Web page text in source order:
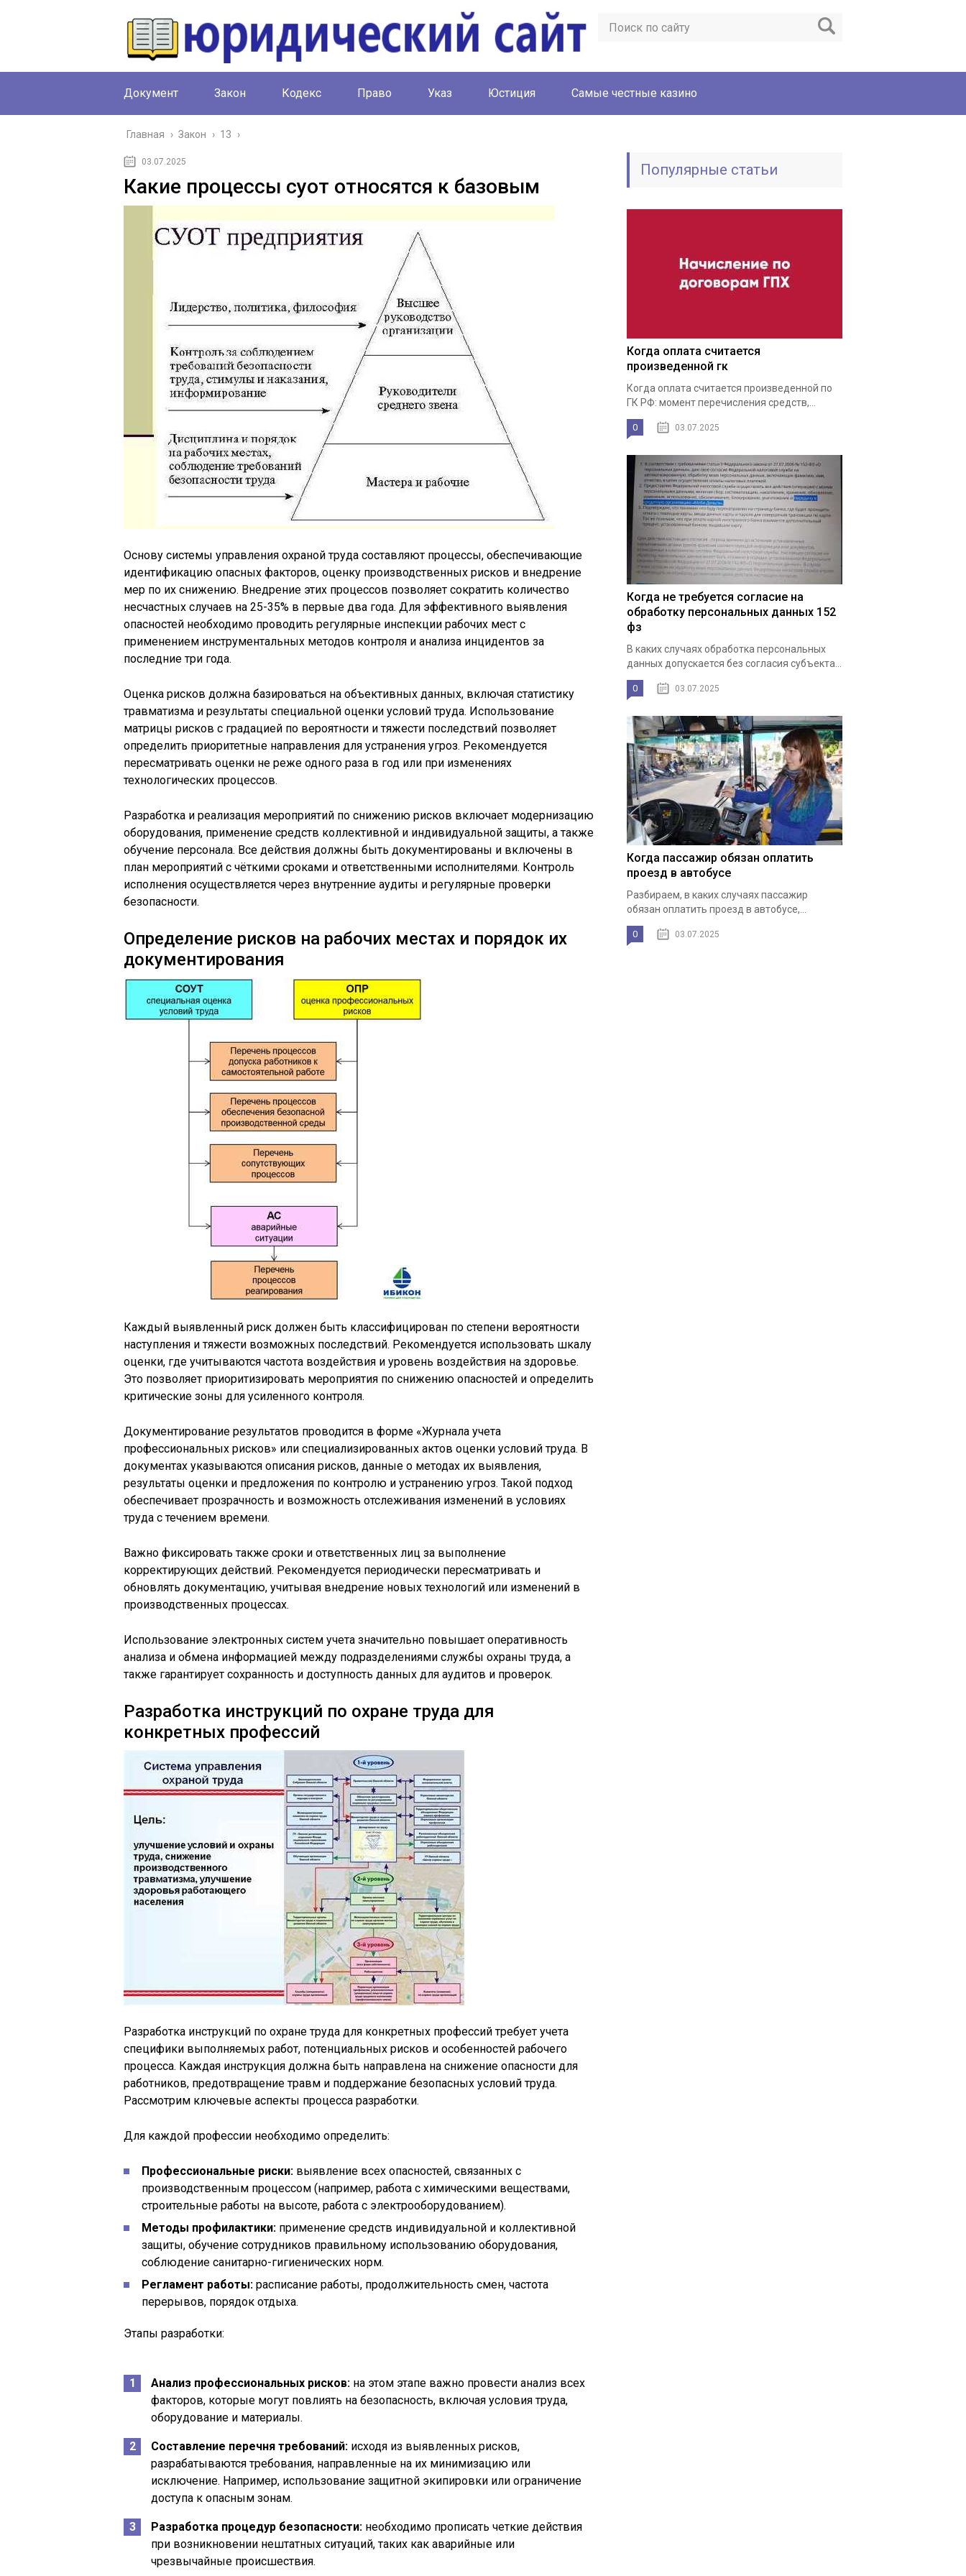
Документ Закон Кодекс Право Указ Юстиция Cамые честные казино
Главная › Закон › 13 ›
03.07.2025
Какие процессы суот относятся к базовым
Основу системы управления охраной труда составляют процессы, обеспечивающие
идентификацию опасных факторов, оценку производственных рисков и внедрение
мер по их снижению. Внедрение этих процессов позволяет сократить количество
несчастных случаев на 25-35% в первые два года. Для эффективного выявления
опасностей необходимо проводить регулярные инспекции рабочих мест с
применением инструментальных методов контроля и анализа инцидентов за
последние три года.
Оценка рисков должна базироваться на объективных данных, включая статистику
травматизма и результаты специальной оценки условий труда. Использование
матрицы рисков с градацией по вероятности и тяжести последствий позволяет
определить приоритетные направления для устранения угроз. Рекомендуется
пересматривать оценки не реже одного раза в год или при изменениях
технологических процессов.
Разработка и реализация мероприятий по снижению рисков включает модернизацию
оборудования, применение средств коллективной и индивидуальной защиты, а также
обучение персонала. Все действия должны быть документированы и включены в
план мероприятий с чёткими сроками и ответственными исполнителями. Контроль
исполнения осуществляется через внутренние аудиты и регулярные проверки
безопасности.
Определение рисков на рабочих местах и порядок их
документирования
Каждый выявленный риск должен быть классифицирован по степени вероятности
наступления и тяжести возможных последствий. Рекомендуется использовать шкалу
оценки, где учитываются частота воздействия и уровень воздействия на здоровье.
Это позволяет приоритизировать мероприятия по снижению опасностей и определить
критические зоны для усиленного контроля.
Документирование результатов проводится в форме «Журнала учета
профессиональных рисков» или специализированных актов оценки условий труда. В
документах указываются описания рисков, данные о методах их выявления,
результаты оценки и предложения по контролю и устранению угроз. Такой подход
обеспечивает прозрачность и возможность отслеживания изменений в условиях
труда с течением времени.
Важно фиксировать также сроки и ответственных лиц за выполнение
корректирующих действий. Рекомендуется периодически пересматривать и
обновлять документацию, учитывая внедрение новых технологий или изменений в
производственных процессах.
Использование электронных систем учета значительно повышает оперативность
анализа и обмена информацией между подразделениями службы охраны труда, а
также гарантирует сохранность и доступность данных для аудитов и проверок.
Разработка инструкций по охране труда для
конкретных профессий
Разработка инструкций по охране труда для конкретных профессий требует учета
специфики выполняемых работ, потенциальных рисков и особенностей рабочего
процесса. Каждая инструкция должна быть направлена на снижение опасности для
работников, предотвращение травм и поддержание безопасных условий труда.
Рассмотрим ключевые аспекты процесса разработки.
Для каждой профессии необходимо определить:
Профессиональные риски: выявление всех опасностей, связанных с
производственным процессом (например, работа с химическими веществами,
строительные работы на высоте, работа с электрооборудованием).
Методы профилактики: применение средств индивидуальной и коллективной
защиты, обучение сотрудников правильному использованию оборудования,
соблюдение санитарно-гигиенических норм.
Регламент работы: расписание работы, продолжительность смен, частота
перерывов, порядок отдыха.
Этапы разработки:
Анализ профессиональных рисков: на этом этапе важно провести анализ всех
факторов, которые могут повлиять на безопасность, включая условия труда,
оборудование и материалы.
Составление перечня требований: исходя из выявленных рисков,
разрабатываются требования, направленные на их минимизацию или
исключение. Например, использование защитной экипировки или ограничение
доступа к опасным зонам.
Разработка процедур безопасности: необходимо прописать четкие действия
при возникновении нештатных ситуаций, таких как аварийные или
чрезвычайные происшествия.
Популярные статьи
Когда оплата считается
произведенной гк
Когда оплата считается произведенной по
ГК РФ: момент перечисления средств,...
0 03.07.2025
Когда не требуется согласие на
обработку персональных данных 152
фз
В каких случаях обработка персональных
данных допускается без согласия субъекта...
0 03.07.2025
Когда пассажир обязан оплатить
проезд в автобусе
Разбираем, в каких случаях пассажир
обязан оплатить проезд в автобусе,...
0 03.07.2025